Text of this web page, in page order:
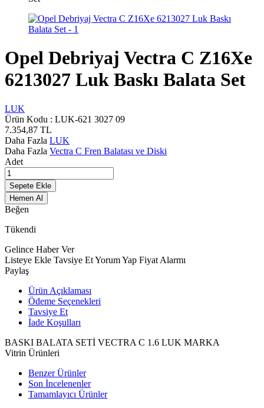
Opel Debriyaj Vectra C Z16Xe
6213027 Luk Baskı Balata Set
LUK
Ürün Kodu : LUK-621 3027 09
7.354,87 TL
Daha Fazla LUK
Daha Fazla Vectra C Fren Balatası ve Diski
Adet
Sepete Ekle
Hemen Al
Beğen
Tükendi
Gelince Haber Ver
Listeye Ekle Tavsiye EtYorum Yap Fiyat Alarmı
Paylaş
Ürün Açıklaması
Ödeme Seçenekleri
Tavsiye Et
İade Koşulları
BASKI BALATA SETİ VECTRA C 1.6 LUK MARKA
Vitrin Ürünleri
Benzer Ürünler
Son İncelenenler
Tamamlayıcı Ürünler